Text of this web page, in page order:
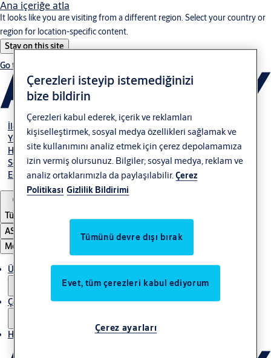
Ana içeriğe atla
It looks like you are visiting from a different region. Select your country or
region for location-specific content.
Stay on this site
Go to Ireland
İletişim
Yetkili Bayiler
Hakkımızda
Servis
E-Tahsilat
Türkiye
ASSA ABLOY Group
Menü
Ürünler
Çözümler
Haberler
Çerezleri isteyip istemediğinizi
bize bildirin
Çerezleri kabul ederek, içerik ve reklamları
kişiselleştirmek, sosyal medya özellikleri sağlamak ve
site kullanımını analiz etmek için çerez depolamamıza
izin vermiş olursunuz. Bilgiler; sosyal medya, reklam ve
analiz ortaklarımızla da paylaşılabilir.Çerez
Politikası Gizlilik Bildirimi
Tümünü devre dışı bırak
Evet, tüm çerezleri kabul ediyorum
Çerez ayarları